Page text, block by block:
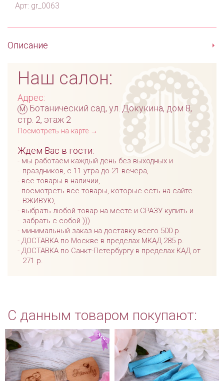
Арт: gr_0063
Описание
Наш салон:
Адрес:
м Ботанический сад, ул. Докукина, дом 8,
стр. 2, этаж 2
Посмотреть на карте →
Ждем Вас в гости:
мы работаем каждый день без выходных и
праздников, с 11 утра до 21 вечера,
все товары в наличии,
посмотреть все товары, которые есть на сайте
ВЖИВУЮ,
выбрать любой товар на месте и СРАЗУ купить и
забрать с собой )))
минимальный заказ на доставку всего 500 р.
ДОСТАВКА по Москве в пределах МКАД 285 р.
ДОСТАВКА по Санкт-Петербургу в пределах КАД от
271 р.
С данным товаром покупают: